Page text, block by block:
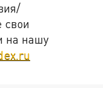
свои
на нашу